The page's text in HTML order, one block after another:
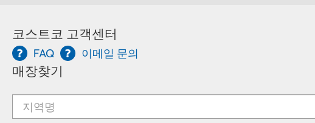
코스트코 고객센터
FAQ 이메일 문의
매장찾기